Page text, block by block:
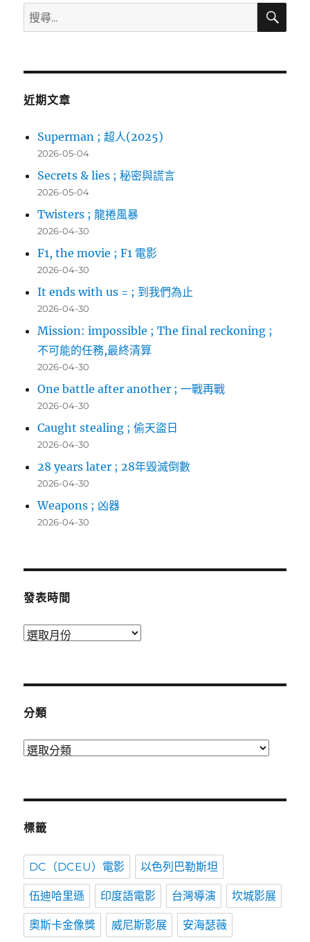
搜
尋
鍵
搜
近期文章
Superman ; 超人(2025)
2026-05-04
Secrets & lies ; 秘密與謊言
2026-05-04
Twisters ; 龍捲風暴
2026-04-30
F1, the movie ; F1 電影
2026-04-30
It ends with us = ; 到我們為止
2026-04-30
Mission: impossible ; The final reckoning ;
不可能的任務,最終清算
2026-04-30
One battle after another ; 一戰再戰
2026-04-30
Caught stealing ; 偷天盜日
2026-04-30
28 years later ; 28年毀滅倒數
2026-04-30
Weapons ; 凶器
2026-04-30
發表時間
發
分類
分
標籤
DC（DCEU）電影 以色列巴勒斯坦
伍迪哈里遜 印度語電影 台灣導演 坎城影展
奧斯卡金像獎 威尼斯影展 安海瑟薇